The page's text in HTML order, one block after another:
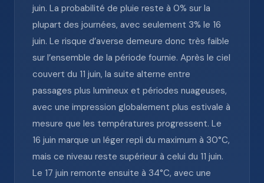
juin. La probabilité de pluie reste à 0% sur la
plupart des journées, avec seulement 3% le 16
juin. Le risque d’averse demeure donc très faible
sur l’ensemble de la période fournie. Après le ciel
couvert du 11 juin, la suite alterne entre
passages plus lumineux et périodes nuageuses,
avec une impression globalement plus estivale à
mesure que les températures progressent. Le
16 juin marque un léger repli du maximum à 30°C,
mais ce niveau reste supérieur à celui du 11 juin.
Le 17 juin remonte ensuite à 34°C, avec une